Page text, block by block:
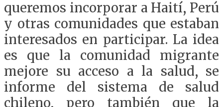
queremos incorporar a Haití, Perú
y otras comunidades que estaban
interesados en participar. La idea
es que la comunidad migrante
mejore su acceso a la salud, se
informe del sistema de salud
chileno, pero también que la